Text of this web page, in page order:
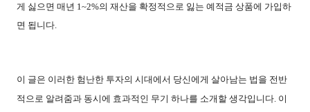
게 싫으면 매년 1~2%의 재산을 확정적으로 잃는 예적금 상품에 가입하
면 됩니다
이 글은 이러한 험난한 투자의 시대에서 당신에게 살아남는 법을 전반
적으로 알려줌과 동시에 효과적인 무기 하나를 소개할 생각입니다 이